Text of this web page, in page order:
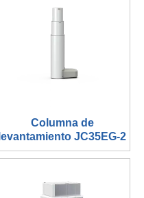
Columna de
levantamiento JC35EG-2